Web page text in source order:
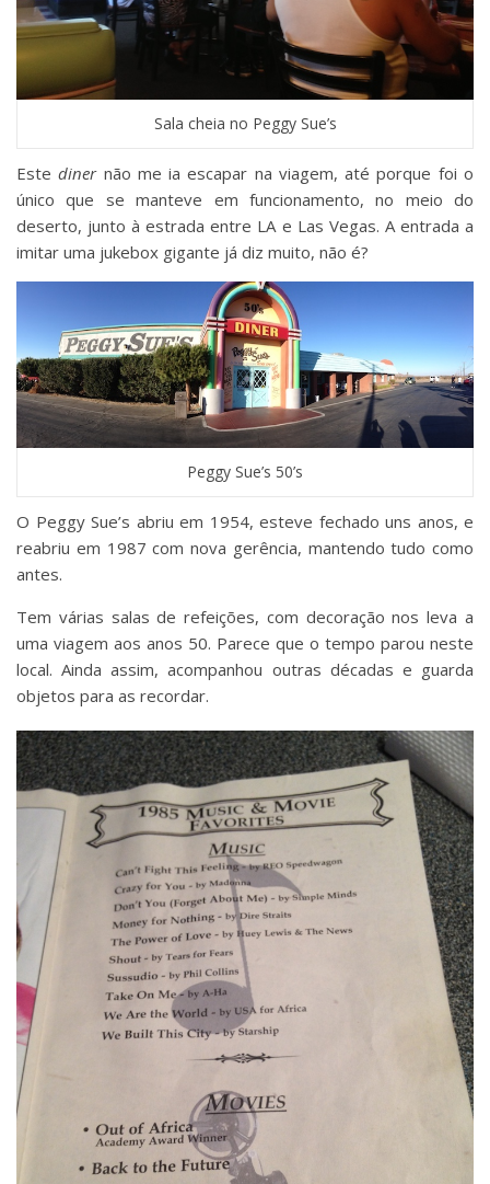
Sala cheia no Peggy Sue’s
Estedinernão me ia escapar na viagem, até porque foi o
único que se manteve em funcionamento, no meio do
deserto, junto à estrada entre LA e Las Vegas. A entrada a
imitar uma jukebox gigante já diz muito, não é?
Peggy Sue’s 50’s
O Peggy Sue’s abriu em 1954, esteve fechado uns anos, e
reabriu em 1987 com nova gerência, mantendo tudo como
antes.
Tem várias salas de refeições, com decoração nos leva a
uma viagem aos anos 50. Parece que o tempo parou neste
local. Ainda assim, acompanhou outras décadas e guarda
objetos para as recordar.